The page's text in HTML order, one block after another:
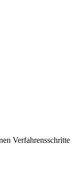
Verfahrensschritte